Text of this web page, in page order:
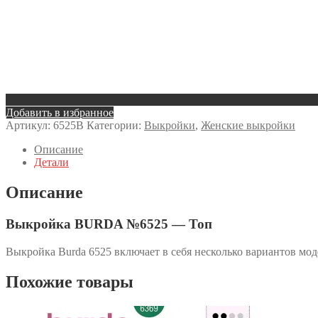
Добавить в избранное
Артикул: 6525B Категории: Выкройки, Женские выкройки
Описание
Детали
Описание
Выкройка BURDA №6525 — Топ
Выкройка Burda 6525 включает в себя несколько вариантов
Похожие товары